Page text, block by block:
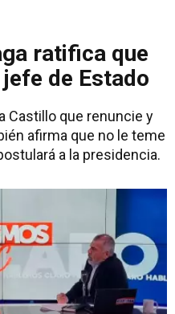
ratifica que
de Estado
Castillo que renuncie y
afirma que no le teme
a la presidencia.